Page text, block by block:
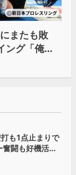
またも敗
ング「俺が
打も1点止まりで
闘も好機活か